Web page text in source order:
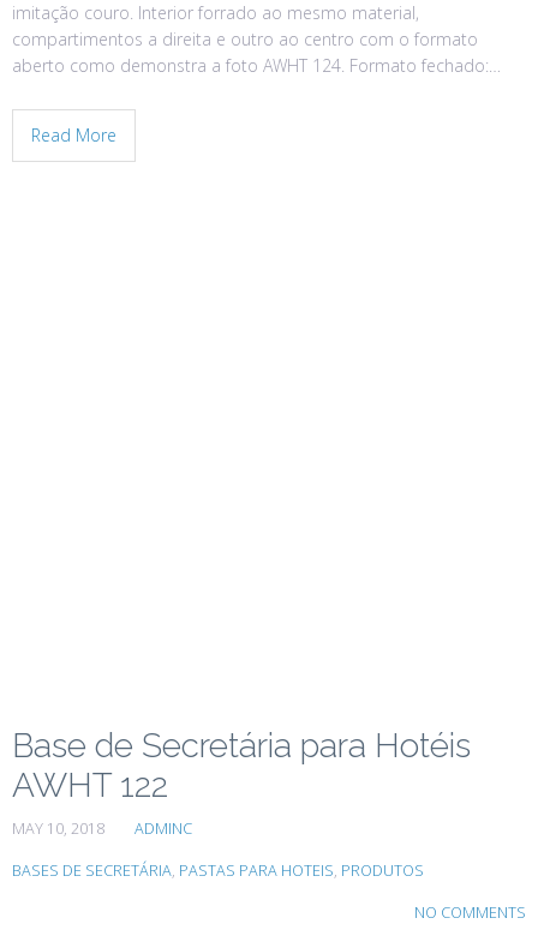
imitação couro. Interior forrado ao mesmo material,
compartimentos a direita e outro ao centro com o formato
aberto como demonstra a foto AWHT 124. Formato fechado:…
Read More
Base de Secretária para Hotéis
AWHT 122
MAY 10, 2018 ADMINC
BASES DE SECRETÁRIA, PASTAS PARA HOTEIS, PRODUTOS
NO COMMENTS